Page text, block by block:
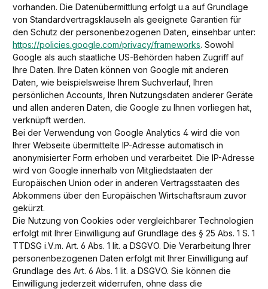
vorhanden. Die Datenübermittlung erfolgt u.a auf Grundlage
von Standardvertragsklauseln als geeignete Garantien für
den Schutz der personenbezogenen Daten, einsehbar unter:
https://policies.google.com/privacy/frameworks. Sowohl
Google als auch staatliche US-Behörden haben Zugriff auf
Ihre Daten. Ihre Daten können von Google mit anderen
Daten, wie beispielsweise Ihrem Suchverlauf, Ihren
persönlichen Accounts, Ihren Nutzungsdaten anderer Geräte
und allen anderen Daten, die Google zu Ihnen vorliegen hat,
verknüpft werden.
Bei der Verwendung von Google Analytics 4 wird die von
Ihrer Webseite übermittelte IP-Adresse automatisch in
anonymisierter Form erhoben und verarbeitet. Die IP-Adresse
wird von Google innerhalb von Mitgliedstaaten der
Europäischen Union oder in anderen Vertragsstaaten des
Abkommens über den Europäischen Wirtschaftsraum zuvor
gekürzt.
Die Nutzung von Cookies oder vergleichbarer Technologien
erfolgt mit Ihrer Einwilligung auf Grundlage des § 25 Abs. 1 S. 1
TTDSG i.V.m. Art. 6 Abs. 1 lit. a DSGVO. Die Verarbeitung Ihrer
personenbezogenen Daten erfolgt mit Ihrer Einwilligung auf
Grundlage des Art. 6 Abs. 1 lit. a DSGVO. Sie können die
Einwilligung jederzeit widerrufen, ohne dass die